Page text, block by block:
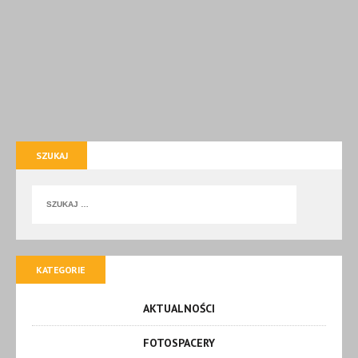
SZUKAJ
KATEGORIE
AKTUALNOŚCI
FOTOSPACERY